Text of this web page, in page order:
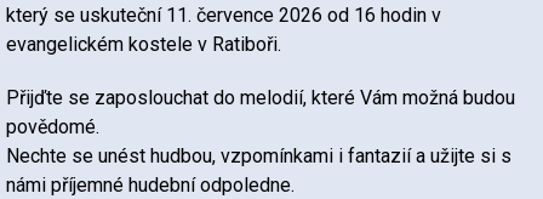
který se uskuteční 11. července 2026 od 16 hodin v
evangelickém kostele v Ratiboři.
Přijďte se zaposlouchat do melodií, které Vám možná budou
povědomé.
Nechte se unést hudbou, vzpomínkami i fantazií a užijte si s
námi příjemné hudební odpoledne.